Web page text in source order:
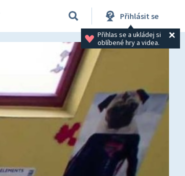
Přihlásit se
Přihlas se a ukládej si
oblíbené hry a videa.